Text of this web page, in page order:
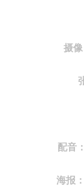
摄
配音
海报